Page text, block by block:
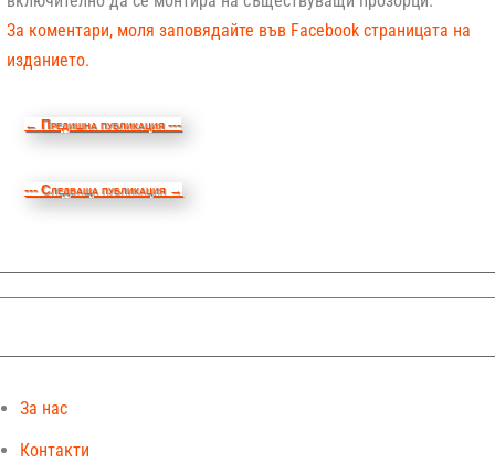
За коментари, моля заповядайте във Facebook страницата на
изданието.
←Предишна публикация ---
--- Следваща публикация →
За нас
Контакти